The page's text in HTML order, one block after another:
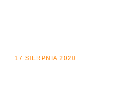
17 SIERPNIA 2020